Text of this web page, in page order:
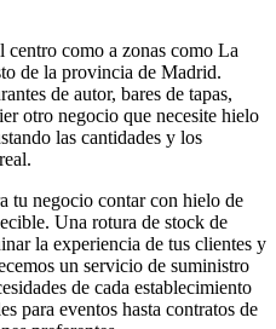
centro como a zonas como La
de la provincia de Madrid.
de autor, bares de tapas,
otro negocio que necesite hielo
las cantidades y los
tu negocio contar con hielo de
Una rotura de stock de
la experiencia de tus clientes y
un servicio de suministro
de cada establecimiento
para eventos hasta contratos de